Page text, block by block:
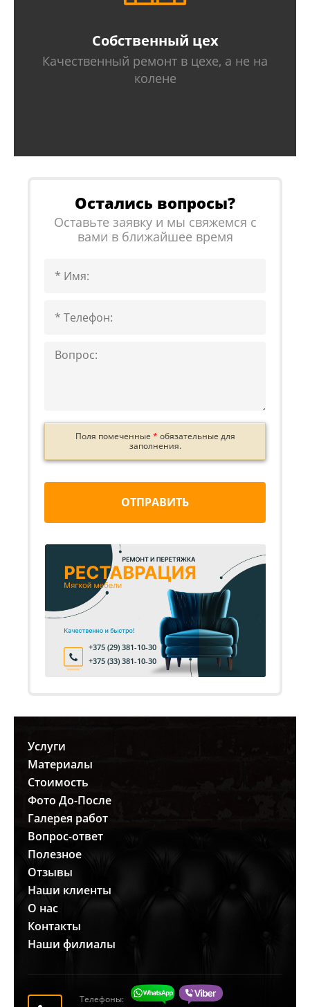
Собственный цех
Качественный ремонт в цехе, а не на
колене
Остались вопросы?
Оставьте заявку и мы свяжемся с
вами в ближайшее время
Поля помеченные * обязательные для
заполнения.
ОТПРАВИТЬ
+375 (29) 381-10-30
+375 (33) 381-10-30
Услуги
Материалы
Стоимость
Фото До-После
Галерея работ
Вопрос-ответ
Полезное
Отзывы
Наши клиенты
О нас
Контакты
Наши филиалы
Телефоны: